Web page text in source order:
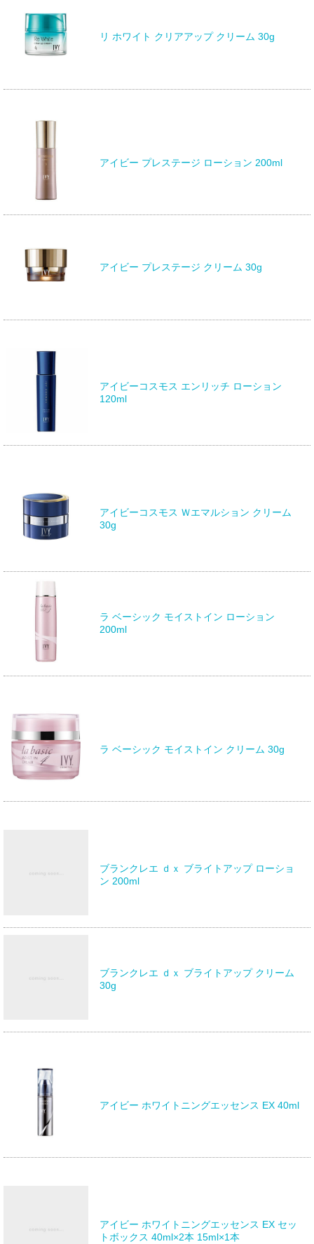
リ ホワイト クリアアップ クリーム 30g
アイビー プレステージ ローション 200ml
アイビー プレステージ クリーム 30g
アイビーコスモス エンリッチ ローション
120ml
アイビーコスモス Ｗエマルション クリーム
30g
ラ ベーシック モイストイン ローション
200ml
ラ ベーシック モイストイン クリーム 30g
ブランクレエ ｄｘ ブライトアップ ローショ
ン 200ml
ブランクレエ ｄｘ ブライトアップ クリーム
30g
アイビー ホワイトニングエッセンス EX 40ml
アイビー ホワイトニングエッセンス EX セッ
トボックス 40ml×2本 15ml×1本